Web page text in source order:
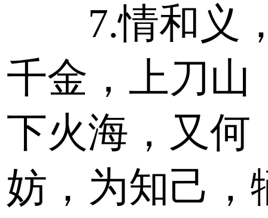
7.情和义
千金，上刀山
下火海，又何
妨，为知己，